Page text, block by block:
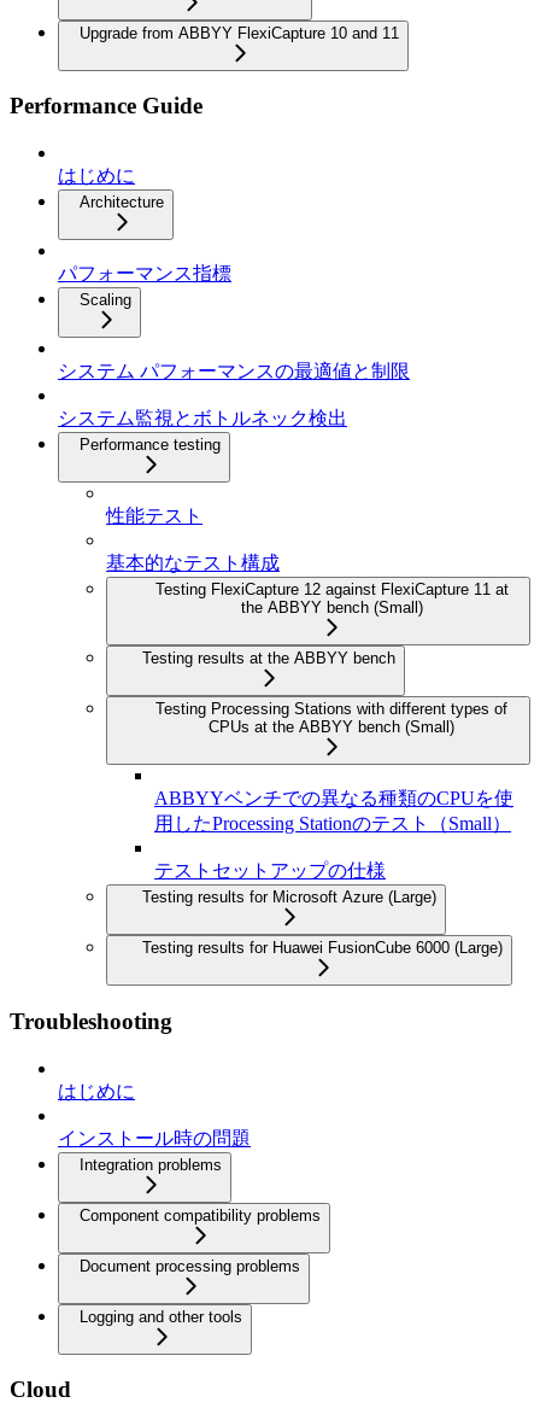
Upgrade from ABBYY FlexiCapture 10 and 11
Performance Guide
はじめに
Architecture
パフォーマンス指標
Scaling
システム パフォーマンスの最適値と制限
システム監視とボトルネック検出
Performance testing
性能テスト
基本的なテスト構成
Testing FlexiCapture 12 against FlexiCapture 11 at
the ABBYY bench (Small)
Testing results at the ABBYY bench
Testing Processing Stations with different types of
CPUs at the ABBYY bench (Small)
ABBYYベンチでの異なる種類のCPUを使
用したProcessing Stationのテスト（Small）
テストセットアップの仕様
Testing results for Microsoft Azure (Large)
Testing results for Huawei FusionCube 6000 (Large)
Troubleshooting
はじめに
インストール時の問題
Integration problems
Component compatibility problems
Document processing problems
Logging and other tools
Cloud